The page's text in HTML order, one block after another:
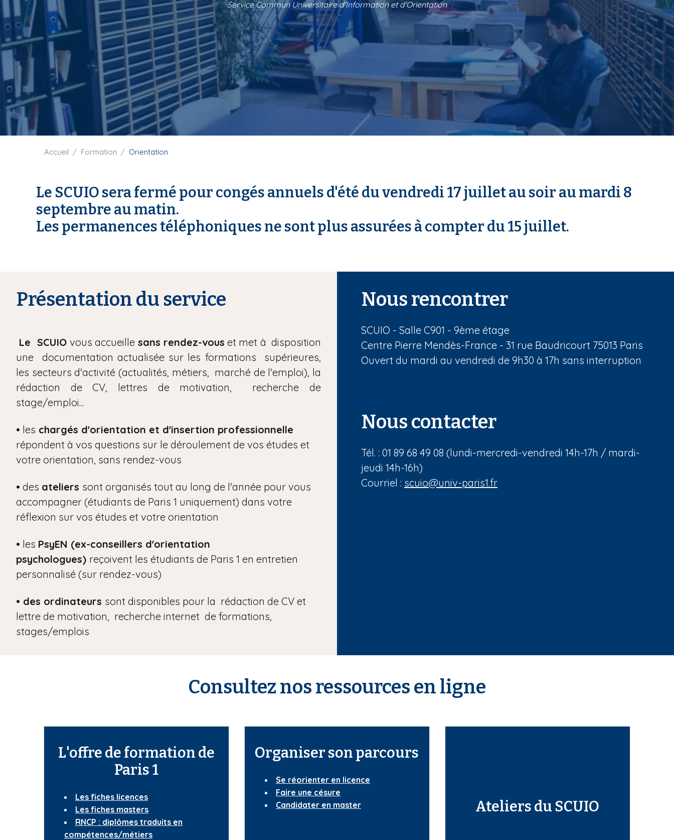
l
Service Commun Universitaire d'Information et d'Orientation
F
d
A
r
Accueil Formation Orientation
Le SCUIO sera fermé pour congés annuels d'été du vendredi 17 juillet au soir au mardi 8
septembre au matin.
Les permanences téléphoniques ne sont plus assurées à compter du 15 juillet.
Présentation du service
Le SCUIO vous accueille sans rendez-vous et met à disposition
une documentation actualisée sur les formations supérieures,
les secteurs d'activité (actualités, métiers, marché de l'emploi), la
rédaction de CV, lettres de motivation, recherche de
stage/emploi...
• les chargés d'orientation et d'insertion professionnelle
répondent à vos questions sur le déroulement de vos études et
votre orientation, sans rendez-vous
• des ateliers sont organisés tout au long de l'année pour vous
accompagner (étudiants de Paris 1 uniquement) dans votre
réflexion sur vos études et votre orientation
• les PsyEN (ex-conseillers d'orientation
psychologues) reçoivent les étudiants de Paris 1 en entretien
personnalisé (sur rendez-vous)
• des ordinateurs sont disponibles pour la rédaction de CV et
lettre de motivation, recherche internet de formations,
stages/emplois
Nous rencontrer
SCUIO - Salle C901 - 9ème étage
Centre Pierre Mendès-France - 31 rue Baudricourt 75013 Paris
Ouvert du mardi au vendredi de 9h30 à 17h sans interruption
Nous contacter
Tél. : 01 89 68 49 08 (lundi-mercredi-vendredi 14h-17h / mardi-
jeudi 14h-16h)
Courriel : scuio@univ-paris1.fr
Consultez nos ressources en ligne
L'offre de formation de
Paris 1
Les fiches licences
Les fiches masters
RNCP : diplômes traduits en
compétences/métiers
Organiser son parcours
Se réorienter en licence
Faire une césure
Candidater en master
Ateliers du SCUIO